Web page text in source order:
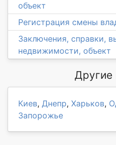
объект
Регистрация смены
Заключения, справки,
недвижимости, объект
Другие
Киев, Днепр, Харьков,
Запорожье